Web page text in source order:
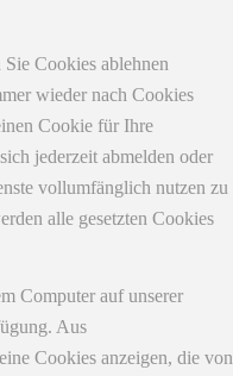
Cookies ablehnen
wieder nach Cookies
Cookie für Ihre
jederzeit abmelden oder
vollumfänglich nutzen zu
alle gesetzten Cookies
Computer auf unserer
Aus
Cookies anzeigen, die von